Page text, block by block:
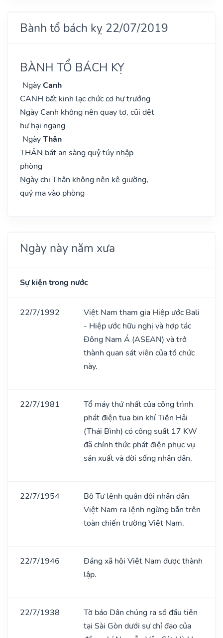
Bành tổ bách kỵ 22/07/2019
BÀNH TỔ BÁCH KỴ
NgàyCanh
CANH bất kinh lạc chức cơ hư trướng
Ngày Canh không nên quay tơ, cũi dệt
hư hại ngang
NgàyThân
THÂN bất an sàng quỷ túy nhập
phòng
Ngày chi Thân không nên kê giường,
quỷ ma vào phòng
Ngày này năm xưa
Sự kiện trong nước
22/7/1992
Việt Nam tham gia Hiệp ước Bali
- Hiệp ước hữu nghị và hợp tác
Đông Nam Á (ASEAN) và trở
thành quan sát viên của tổ chức
này.
22/7/1981
Tổ máy thứ nhất của công trình
phát điện tua bin khí Tiền Hải
(Thái Bình) có công suất 17 KW
đã chính thức phát điện phục vụ
sản xuất và đời sống nhân dân.
22/7/1954
Bộ Tư lệnh quân đội nhân dân
Việt Nam ra lệnh ngừng bắn trên
toàn chiến trường Việt Nam.
22/7/1946
Đảng xã hội Việt Nam được thành
lập.
22/7/1938
Tờ báo Dân chúng ra số đầu tiên
tại Sài Gòn dưới sự chỉ đạo của